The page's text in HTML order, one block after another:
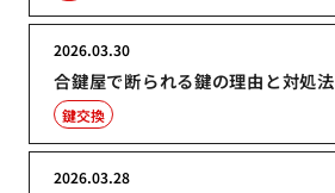
合鍵屋で断られる鍵の理由と対処法
2026.03.30
鍵交換
2026.03.28